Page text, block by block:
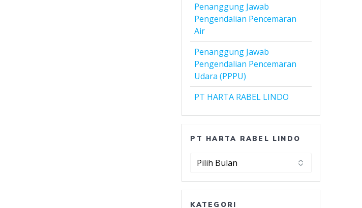
Penanggung Jawab
Pengendalian Pencemaran
Air
Penanggung Jawab
Pengendalian Pencemaran
Udara (PPPU)
PT HARTA RABEL LINDO
PT HARTA RABEL LINDO
PT
Rabel
KATEGORI